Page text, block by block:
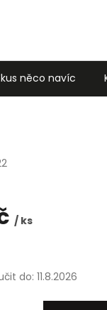
něco navíc
/ ks
do: 11.8.2026